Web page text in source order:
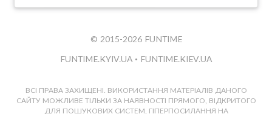
© 2015-2026 FUNTIME
FUNTIME.KYIV.UA • FUNTIME.KIEV.UA
ВСІ ПРАВА ЗАХИЩЕНІ. ВИКОРИСТАННЯ МАТЕРІАЛІВ ДАНОГО
САЙТУ МОЖЛИВЕ ТІЛЬКИ ЗА НАЯВНОСТІ ПРЯМОГО, ВІДКРИТОГО
ДЛЯ ПОШУКОВИХ СИСТЕМ, ГІПЕРПОСИЛАННЯ НА